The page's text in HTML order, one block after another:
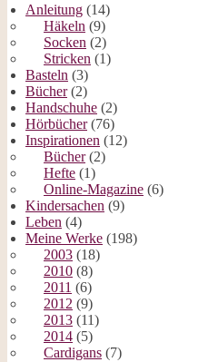
Anleitung (14)
Häkeln (9)
Socken (2)
Stricken (1)
Basteln (3)
Bücher(2)
Handschuhe (2)
Hörbücher(76)
Inspirationen (12)
Bücher(2)
Hefte (1)
Online-Magazine (6)
Kindersachen (9)
Leben (4)
Meine Werke (198)
2003 (18)
2010 (8)
2011 (6)
2012 (9)
2013 (11)
2014 (5)
Cardigans (7)